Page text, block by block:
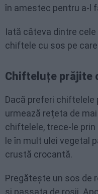
în amestec pentru a-l
Iată câteva dintre
chiftele cu sos pe
Chifteluțe prăjite
Dacă preferi chiftelele
urmează rețeta de
chiftelele, trece-le
le în mult ulei vegetal
crustă crocantă.
Pregătește un sos de
și passata de roșii.